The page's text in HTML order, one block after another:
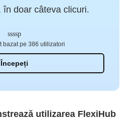
în doar câteva clicuri.
Începeți
bazat pe 386 utilizatori
utilizarea FlexiHub